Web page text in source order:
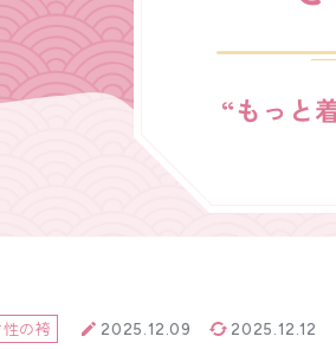
ンタル
男性礼装レンタ
の袴 2025.12.09 2025.12.12